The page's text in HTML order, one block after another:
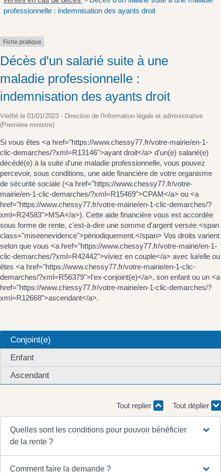
professionnelle : indemnisation des ayants droit
Fiche pratique
Décès d'un salarié suite à une
maladie professionnelle :
indemnisation des ayants droit
Vérifié le 01/01/2023 - Direction de l'information légale et administrative
(Première ministre)
Si vous êtes <a href="https://www.chessy77.fr/votre-mairie/en-1-
clic-demarches/?xml=R13146">ayant droit</a> d'un(e) salarié(e)
décédé(e) à la suite d'une maladie professionnelle, vous pouvez
percevoir, sous conditions, une aide financière de votre organisme
de sécurité sociale (<a href="https://www.chessy77.fr/votre-
mairie/en-1-clic-demarches/?xml=R15469">CPAM</a> ou <a
href="https://www.chessy77.fr/votre-mairie/en-1-clic-demarches/?
xml=R24583">MSA</a>). Cette aide financière vous est accordée
sous forme de rente, c'est-à-dire une somme d'argent versée <span
class="miseenevidence">périodiquement.</span> Vos droits varient
selon que vous <a href="https://www.chessy77.fr/votre-mairie/en-1-
clic-demarches/?xml=R42442">viviez en couple</a> avec lui/elle ou
êtes <a href="https://www.chessy77.fr/votre-mairie/en-1-clic-
demarches/?xml=R56379">l'ex-conjoint(e)</a>, son enfant ou un <a
href="https://www.chessy77.fr/votre-mairie/en-1-clic-demarches/?
xml=R12668">ascendant</a>.
Conjoint(e)
Enfant
Ascendant
Tout replier Tout déplier
Quelles sont les conditions pour pouvoir bénéficier
de la rente ?
Comment faire la demande ?